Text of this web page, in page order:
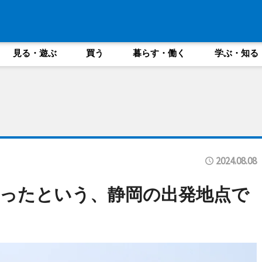
見る・遊ぶ 買う 暮らす・働く 学ぶ・知る
2024.08.08
たという、静岡の出発地点で